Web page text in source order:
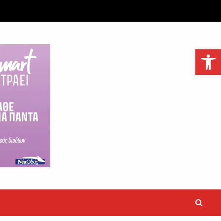
Ανοίξτε τη γραμμή εργαλείων